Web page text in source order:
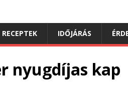
RECEPTEK IDŐJÁRÁS
nyugdíjas kap